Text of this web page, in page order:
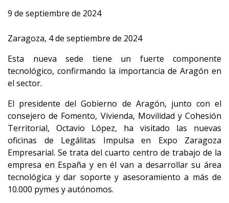
9 de septiembre de 2024
Zaragoza, 4 de septiembre de 2024
Esta nueva sede tiene un fuerte componente
tecnológico, confirmando la importancia de Aragón en
el sector.
El presidente del Gobierno de Aragón, junto con el
consejero de Fomento, Vivienda, Movilidad y Cohesión
Territorial, Octavio López, ha visitado las nuevas
oficinas de Legálitas Impulsa en Expo Zaragoza
Empresarial. Se trata del cuarto centro de trabajo de la
empresa en España y en él van a desarrollar su área
tecnológica y dar soporte y asesoramiento a más de
10.000 pymes y autónomos.